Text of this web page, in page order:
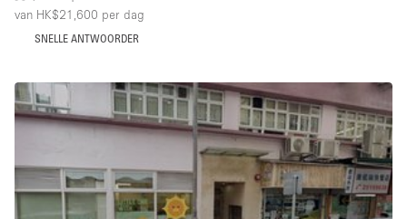
Boetiek / Winkel
Boot
Container
Creatieve ruimte
Dak
Evenementruimte
van HK$21,600 per dag
SNELLE ANTWOORDER